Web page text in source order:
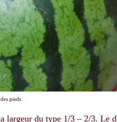
pieds
largeur du type 1/3 – 2/3. Le